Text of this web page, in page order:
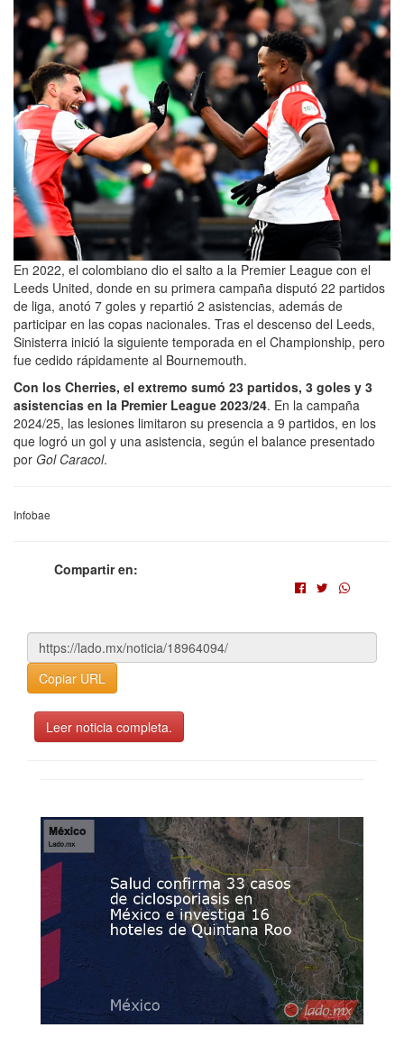
En 2022, el colombiano dio el salto a la Premier League con el
Leeds United, donde en su primera campaña disputó 22 partidos
de liga, anotó 7 goles y repartió 2 asistencias, además de
participar en las copas nacionales. Tras el descenso del Leeds,
Sinisterra inició la siguiente temporada en el Championship, pero
fue cedido rápidamente al Bournemouth.
Con los Cherries, el extremo sumó 23 partidos, 3 goles y 3
asistencias en la Premier League 2023/24. En la campaña
2024/25, las lesiones limitaron su presencia a 9 partidos, en los
que logró un gol y una asistencia, según el balance presentado
por Gol Caracol.
Infobae
Compartir en:
Copiar URL
Leer noticia completa.